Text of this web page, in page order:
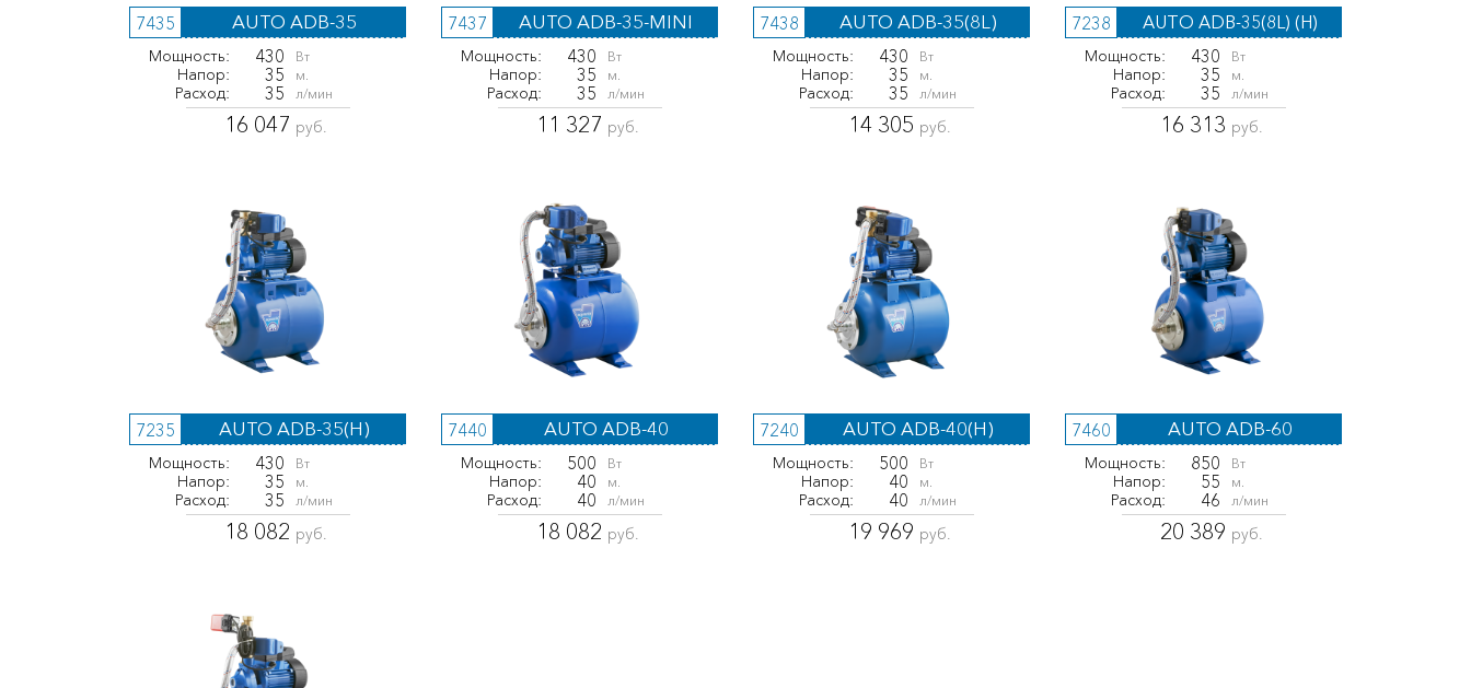
7435 AUTO ADB-35
Мощность: 430 Вт
Напор: 35 м.
Расход: 35 л/мин
16 047 руб.
7437 AUTO ADB-35-MINI
Мощность: 430 Вт
Напор: 35 м.
Расход: 35 л/мин
11 327 руб.
7438 AUTO ADB-35(8L)
Мощность: 430 Вт
Напор: 35 м.
Расход: 35 л/мин
14 305 руб.
7238 AUTO ADB-35(8L) (H)
Мощность: 430 Вт
Напор: 35 м.
Расход: 35 л/мин
16 313 руб.
7235 AUTO ADB-35(H)
Мощность: 430 Вт
Напор: 35 м.
Расход: 35 л/мин
18 082 руб.
7440 AUTO ADB-40
Мощность: 500 Вт
Напор: 40 м.
Расход: 40 л/мин
18 082 руб.
7240 AUTO ADB-40(H)
Мощность: 500 Вт
Напор: 40 м.
Расход: 40 л/мин
19 969 руб.
7460 AUTO ADB-60
Мощность: 850 Вт
Напор: 55 м.
Расход: 46 л/мин
20 389 руб.